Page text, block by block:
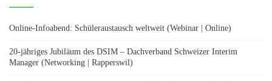
Online-Infoabend: Schüleraustausch weltweit (Webinar | Online)
20-jähriges Jubiläum des DSIM – Dachverband Schweizer Interim
Manager (Networking | Rapperswil)